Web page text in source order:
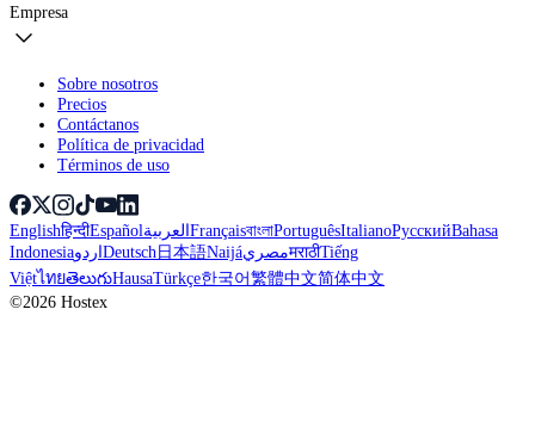
Empresa
Sobre nosotros
Precios
Contáctanos
Política de privacidad
Términos de uso
Englishहिन्दीEspañolالعربيةFrançaisবাংলাPortuguêsItalianoРусскийBahasa
IndonesiaاردوDeutsch日本語NaijáمصريमराठीTiếng
ViệtไทยతెలుగుHausaTürkçe한국어繁體中文简体中文
©2026 Hostex